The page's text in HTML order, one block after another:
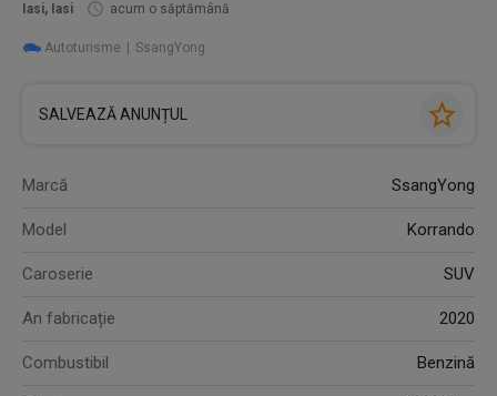
Iasi, Iasi acum o săptămână
Autoturisme SsangYong
SALVEAZĂ ANUNȚUL
Marcă SsangYong
Model Korrando
Caroserie SUV
An fabricație 2020
Combustibil Benzină